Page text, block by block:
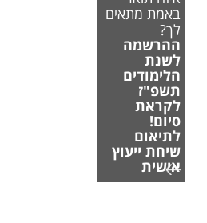
באמת מתאים
לך?
ההרשמה
לשנת
הלימודים
תשפ"ז
לקראת
סיום!
לתיאום
שיחת ייעוץ
אישית